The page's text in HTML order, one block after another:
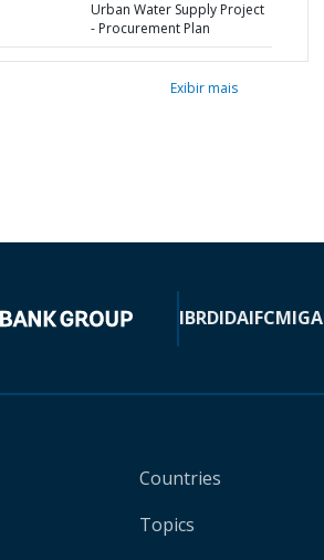
Urban Water Supply Project
- Procurement Plan
Exibir mais
IBRDIDAIFCMIGA
Countries
Topics